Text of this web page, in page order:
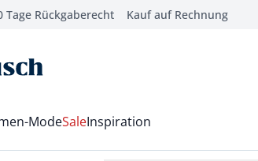
Tage Rückgaberecht Kauf auf Rechnung
Runter Taste
ModeSaleInspiration